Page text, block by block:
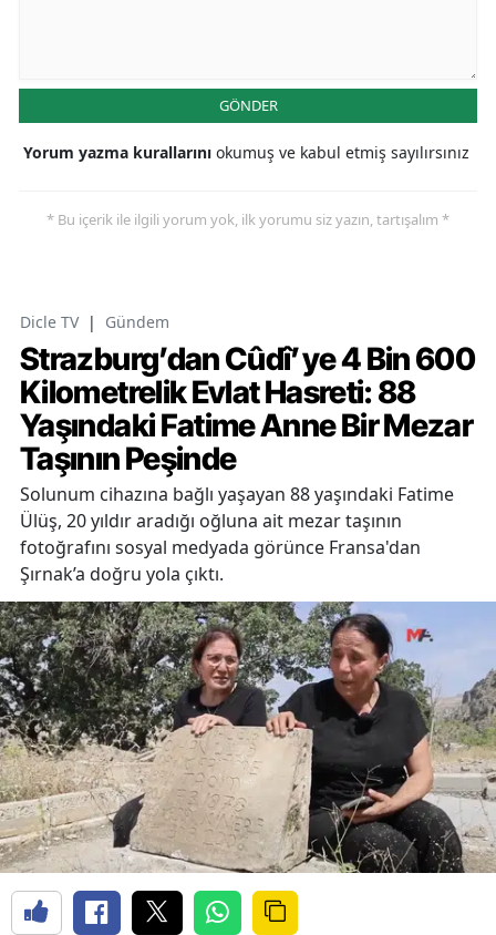
GÖNDER
Yorum yazma kurallarını okumuş ve kabul etmiş sayılırsınız
* Bu içerik ile ilgili yorum yok, ilk yorumu siz yazın, tartışalım *
Dicle TV | Gündem
Strazburg’dan Cûdî’ye 4 Bin 600
Kilometrelik Evlat Hasreti: 88
Yaşındaki Fatime Anne Bir Mezar
Taşının Peşinde
Solunum cihazına bağlı yaşayan 88 yaşındaki Fatime
Ülüş, 20 yıldır aradığı oğluna ait mezar taşının
fotoğrafını sosyal medyada görünce Fransa'dan
Şırnak’a doğru yola çıktı.